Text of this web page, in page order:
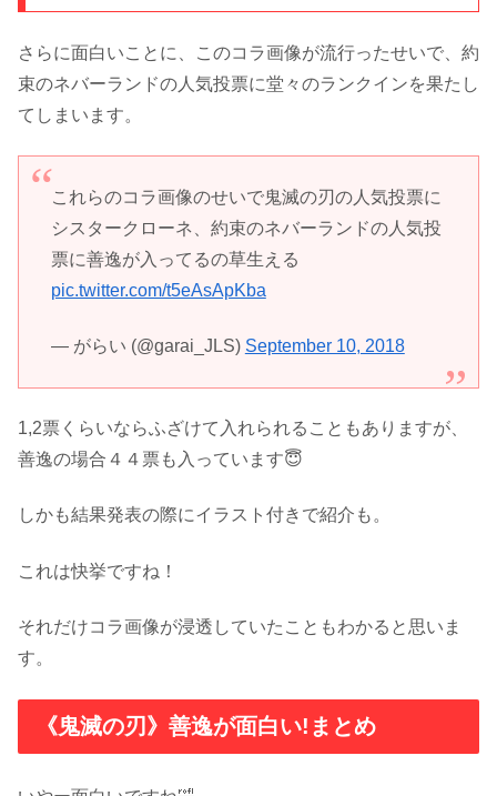
さらに面白いことに、このコラ画像が流行ったせいで、約
束のネバーランドの人気投票に堂々のランクインを果たし
てしまいます。
これらのコラ画像のせいで鬼滅の刃の人気投票に
シスタークローネ、約束のネバーランドの人気投
票に善逸が入ってるの草生える
pic.twitter.com/t5eAsApKba
— がらい (@garai_JLS) September 10, 2018
1,2票くらいならふざけて入れられることもありますが、
善逸の場合４４票も入っています😇
しかも結果発表の際にイラスト付きで紹介も。
これは快挙ですね！
それだけコラ画像が浸透していたこともわかると思いま
す。
《鬼滅の刃》善逸が面白い!まとめ